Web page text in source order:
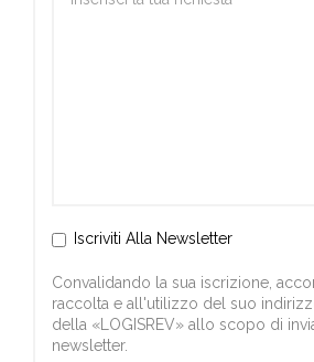
Iscriviti Alla Newsletter
Convalidando la sua iscrizione,
raccolta e all'utilizzo del suo
della «LOGISREV» allo scopo di
newsletter.